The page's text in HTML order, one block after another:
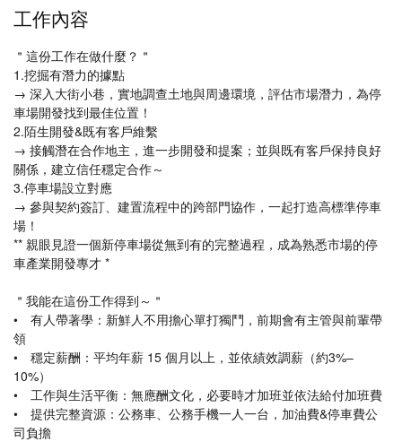
工作內容
＂這份工作在做什麼？＂
1.挖掘有潛力的據點
→ 深入大街小巷，實地調查土地與周邊環境，評估市場潛力，為停
車場開發找到最佳位置！
2.陌生開發&既有客戶維繫
→ 接觸潛在合作地主，進一步開發和提案；並與既有客戶保持良好
關係，建立信任穩定合作～
3.停車場設立對應
→ 參與契約簽訂、建置流程中的跨部門協作，一起打造高標準停車
場！
** 親眼見證一個新停車場從無到有的完整過程，成為熟悉市場的停
車產業開發專才 *
＂我能在這份工作得到～＂
• 有人帶著學：新鮮人不用擔心單打獨鬥，前期會有主管與前輩帶
領
• 穩定薪酬：平均年薪 15 個月以上，並依績效調薪（約3%–
10%）
• 工作與生活平衡：無應酬文化，必要時才加班並依法給付加班費
• 提供完整資源：公務車、公務手機一人一台，加油費&停車費公
司負擔